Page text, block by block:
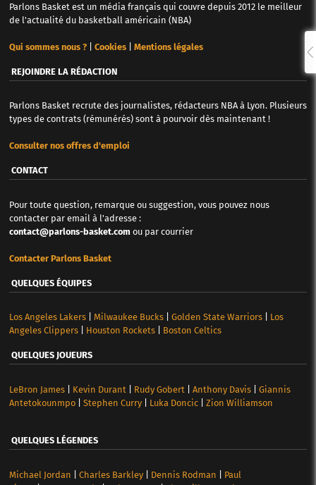
Parlons Basket est un média français qui couvre depuis 2012 le meilleur
de l'actualité du basketball américain (NBA)
Qui sommes nous ?| Cookies| Mentions légales
REJOINDRE LA RÉDACTION
Parlons Basket recrute des journalistes, rédacteurs NBA à Lyon. Plusieurs
types de contrats (rémunérés) sont à pourvoir dès maintenant !
Consulter nos offres d'emploi
CONTACT
Pour toute question, remarque ou suggestion, vous pouvez nous
contacter par email à l'adresse :
contact@parlons-basket.com ou par courrier
Contacter Parlons Basket
QUELQUES ÉQUIPES
Los Angeles Lakers| Milwaukee Bucks| Golden State Warriors| Los
Angeles Clippers| Houston Rockets| Boston Celtics
QUELQUES JOUEURS
LeBron James| Kevin Durant Rudy Gobert Anthony Davis| Giannis
Antetokounmpo| Stephen Curry| Luka Doncic| Zion Williamson
QUELQUES LÉGENDES
Michael Jordan Charles Barkley| Dennis Rodman
Paul